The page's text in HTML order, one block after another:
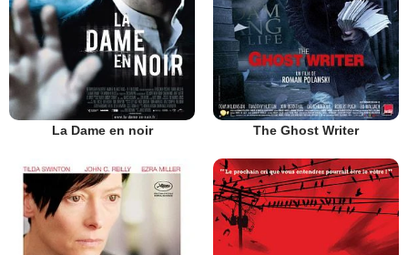
La Dame en noir The Ghost Writer